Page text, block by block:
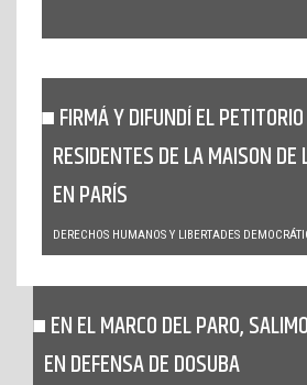
FIRMÁ Y DIFUNDÍ EL
RESIDENTES DE LA MAISON DE
EN PARÍS
DERECHOS HUMANOS Y LIBERTADES
EN EL MARCO DEL PARO,
EN DEFENSA DE DOSUBA